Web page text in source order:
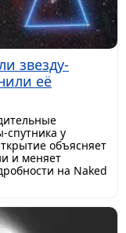
звезду-
её
спутника у
объясняет
и меняет
на Naked